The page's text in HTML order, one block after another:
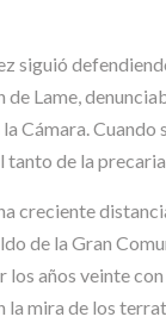
siguió
Lame,
Cámara.
de la
de la Gran
años veinte
mira de los